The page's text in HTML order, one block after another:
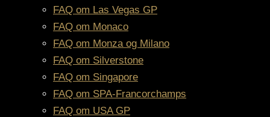
FAQ om Las Vegas GP
FAQ om Monaco
FAQ om Monza og Milano
FAQ om Silverstone
FAQ om Singapore
FAQ om SPA-Francorchamps
FAQ om USA GP